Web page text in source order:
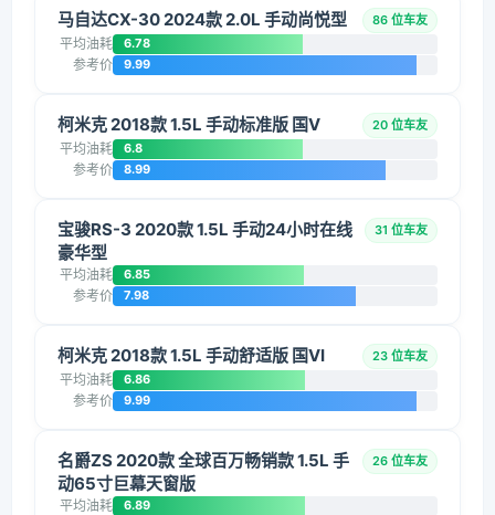
马自达CX-30 2024款 2.0L 手动尚悦型 86 位车友
平均油耗 6.78
参考价 9.99
柯米克 2018款 1.5L 手动标准版 国V 20 位车友
平均油耗 6.8
参考价 8.99
宝骏RS-3 2020款 1.5L 手动24小时在线
豪华型
31 位车友
平均油耗 6.85
参考价 7.98
柯米克 2018款 1.5L 手动舒适版 国VI 23 位车友
平均油耗 6.86
参考价 9.99
名爵ZS 2020款 全球百万畅销款 1.5L 手
动65寸巨幕天窗版
26 位车友
平均油耗 6.89